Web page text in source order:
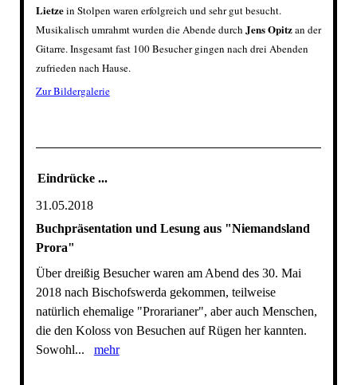
Lietzein Stolpen waren erfolgreich und sehr gut besucht.
Musikalisch umrahmt wurden die Abende durch Jens Opitzan der
Gitarre. Insgesamt fast 100 Besucher gingen nach drei Abenden
zufrieden nach Hause.
Zur Bildergalerie
Eindrücke ...
31.05.2018
Buchpräsentation und Lesung aus "Niemandsland
Prora"
Über dreißig Besucher waren am Abend des 30. Mai
2018 nach Bischofswerda gekommen, teilweise
natürlich ehemalige "Prorarianer", aber auch Menschen,
die den Koloss von Besuchen auf Rügen her kannten.
Sowohl... mehr